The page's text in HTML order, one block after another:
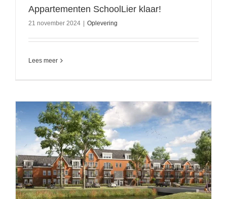
Appartementen SchoolLier klaar!
21 november 2024 Oplevering
Lees meer